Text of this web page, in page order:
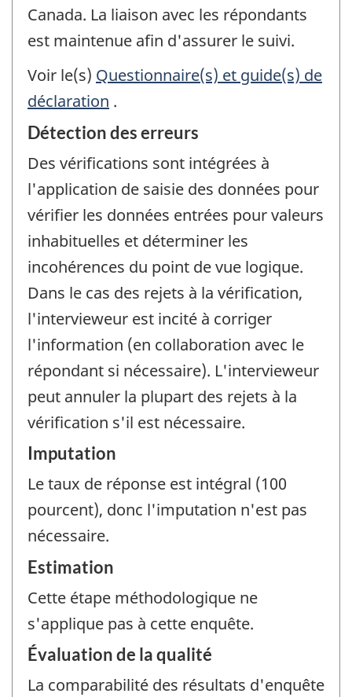
Canada. La liaison avec les répondants
est maintenue afin d'assurer le suivi.
Voir le(s) Questionnaire(s) et guide(s) de
déclaration .
Détection des erreurs
Des vérifications sont intégrées à
l'application de saisie des données pour
vérifier les données entrées pour valeurs
inhabituelles et déterminer les
incohérences du point de vue logique.
Dans le cas des rejets à la vérification,
l'intervieweur est incité à corriger
l'information (en collaboration avec le
répondant si nécessaire). L'intervieweur
peut annuler la plupart des rejets à la
vérification s'il est nécessaire.
Imputation
Le taux de réponse est intégral (100
pourcent), donc l'imputation n'est pas
nécessaire.
Estimation
Cette étape méthodologique ne
s'applique pas à cette enquête.
Évaluation de la qualité
La comparabilité des résultats d'enquête